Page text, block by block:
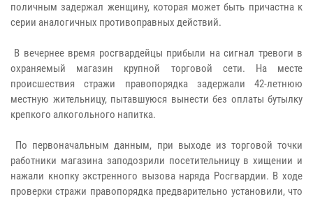
поличным задержал женщину, которая может быть причастна к
серии аналогичных противоправных действий.
В вечернее время росгвардейцы прибыли на сигнал тревоги в
охраняемый магазин крупной торговой сети. На месте
происшествия стражи правопорядка задержали 42-летнюю
местную жительницу, пытавшуюся вынести без оплаты бутылку
крепкого алкогольного напитка.
По первоначальным данным, при выходе из торговой точки
работники магазина заподозрили посетительницу в хищении и
нажали кнопку экстренного вызова наряда Росгвардии. В ходе
проверки стражи правопорядка предварительно установили, что